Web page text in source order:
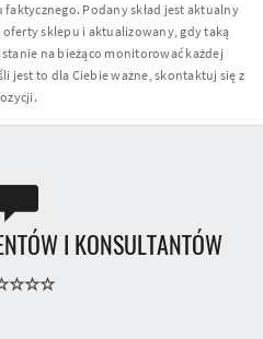
Podany skład jest aktualny
sklepu i aktualizowany, gdy taką
na bieżąco monitorować każdej
jest to dla Ciebie ważne, skontaktuj się z
I KONSULTANTÓW